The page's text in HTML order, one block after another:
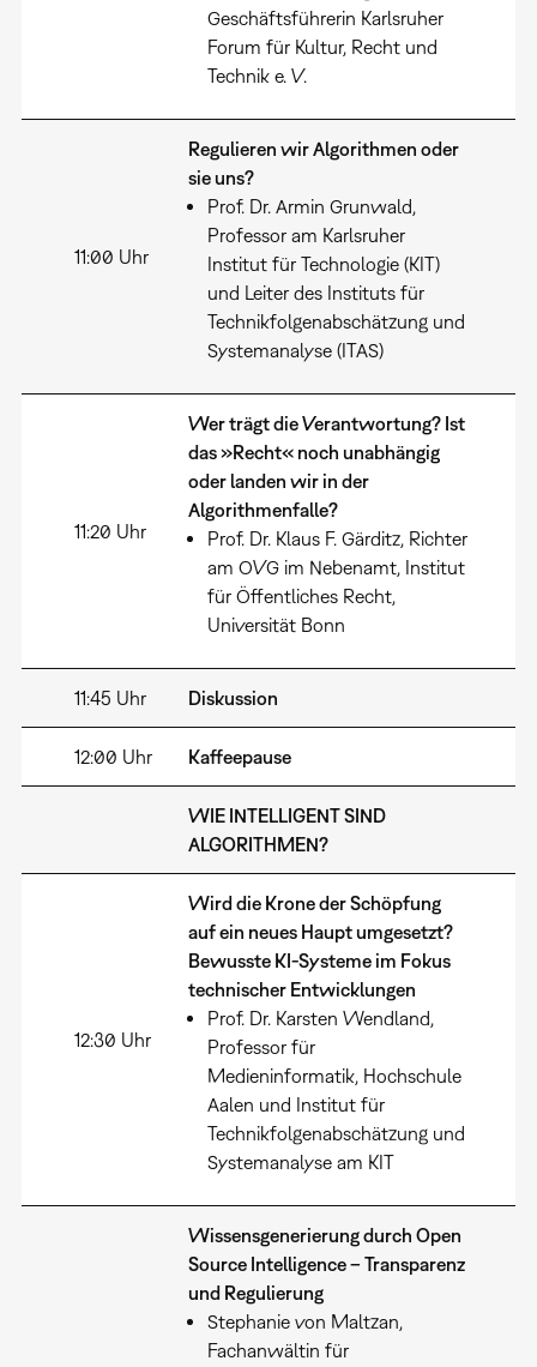
Geschäftsführerin Karlsruher
Forum für Kultur, Recht und
Technik e. V.
11:00 Uhr
Regulieren wir Algorithmen oder
sie uns?
Prof. Dr. Armin Grunwald,
Professor am Karlsruher
Institut für Technologie (KIT)
und Leiter des Instituts für
Technikfolgenabschätzung und
Systemanalyse (ITAS)
11:20 Uhr
Wer trägt die Verantwortung? Ist
das »Recht« noch unabhängig
oder landen wir in der
Algorithmenfalle?
Prof. Dr. Klaus F. Gärditz, Richter
am OVG im Nebenamt, Institut
für Öffentliches Recht,
Universität Bonn
11:45 Uhr Diskussion
12:00 Uhr Kaffeepause
WIE INTELLIGENT SIND
ALGORITHMEN?
12:30 Uhr
Wird die Krone der Schöpfung
auf ein neues Haupt umgesetzt?
Bewusste KI-Systeme im Fokus
technischer Entwicklungen
Prof. Dr. Karsten Wendland,
Professor für
Medieninformatik, Hochschule
Aalen und Institut für
Technikfolgenabschätzung und
Systemanalyse am KIT
Wissensgenerierung durch Open
Source Intelligence – Transparenz
und Regulierung
Stephanie von Maltzan,
Fachanwältin für